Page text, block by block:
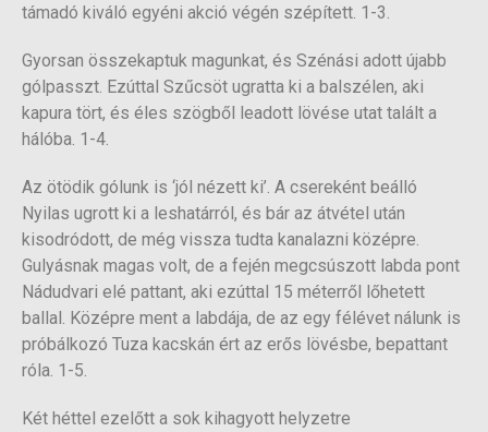
támadó kiváló egyéni akció végén szépített. 1-3.
Gyorsan összekaptuk magunkat, és Szénási adott újabb
gólpasszt. Ezúttal Szűcsöt ugratta ki a balszélen, aki
kapura tört, és éles szögből leadott lövése utat talált a
hálóba. 1-4.
Az ötödik gólunk is ‘jól nézett ki’. A csereként beálló
Nyilas ugrott ki a leshatárról, és bár az átvétel után
kisodródott, de még vissza tudta kanalazni középre.
Gulyásnak magas volt, de a fején megcsúszott labda pont
Nádudvari elé pattant, aki ezúttal 15 méterről lőhetett
ballal. Középre ment a labdája, de az egy félévet nálunk is
próbálkozó Tuza kacskán ért az erős lövésbe, bepattant
róla. 1-5.
Két héttel ezelőtt a sok kihagyott helyzetre